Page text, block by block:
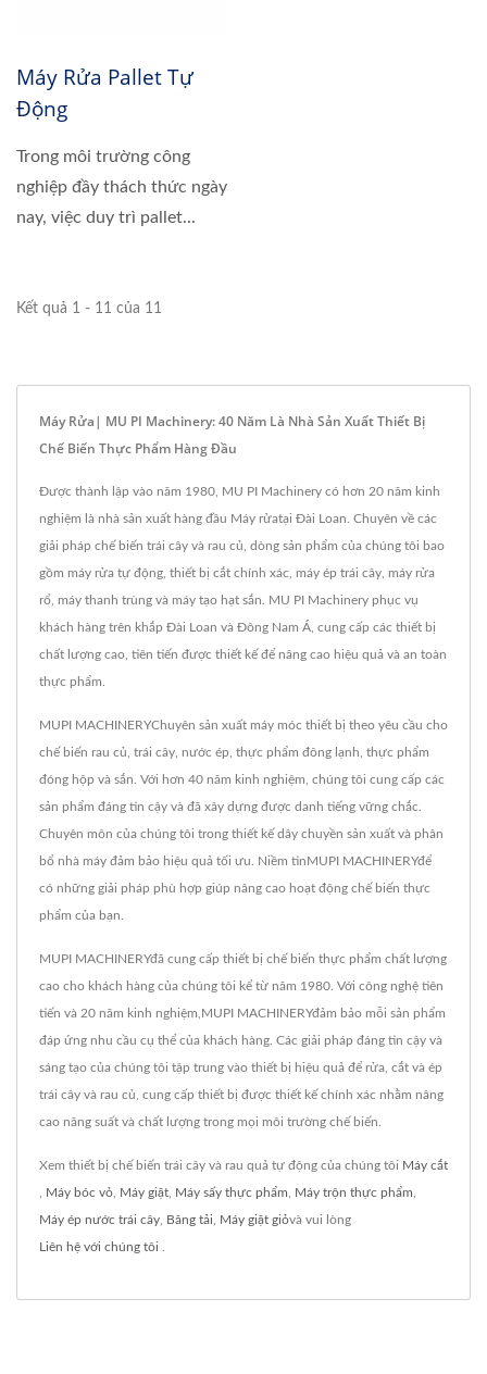
Máy Rửa Pallet Tự
Động
Trong môi trường công
nghiệp đầy thách thức ngày
nay, việc duy trì pallet...
Kết quả 1 - 11 của 11
Máy Rửa| MU PI Machinery: 40 Năm Là Nhà Sản Xuất Thiết Bị
Chế Biến Thực Phẩm Hàng Đầu
Được thành lập vào năm 1980, MU PI Machinery có hơn 20 năm kinh
nghiệm là nhà sản xuất hàng đầu Máy rửatại Đài Loan. Chuyên về các
giải pháp chế biến trái cây và rau củ, dòng sản phẩm của chúng tôi bao
gồm máy rửa tự động, thiết bị cắt chính xác, máy ép trái cây, máy rửa
rổ, máy thanh trùng và máy tạo hạt sắn. MU PI Machinery phục vụ
khách hàng trên khắp Đài Loan và Đông Nam Á, cung cấp các thiết bị
chất lượng cao, tiên tiến được thiết kế để nâng cao hiệu quả và an toàn
thực phẩm.
MUPI MACHINERYChuyên sản xuất máy móc thiết bị theo yêu cầu cho
chế biến rau củ, trái cây, nước ép, thực phẩm đông lạnh, thực phẩm
đóng hộp và sắn. Với hơn 40 năm kinh nghiệm, chúng tôi cung cấp các
sản phẩm đáng tin cậy và đã xây dựng được danh tiếng vững chắc.
Chuyên môn của chúng tôi trong thiết kế dây chuyền sản xuất và phân
bổ nhà máy đảm bảo hiệu quả tối ưu. Niềm tinMUPI MACHINERYđể
có những giải pháp phù hợp giúp nâng cao hoạt động chế biến thực
phẩm của bạn.
MUPI MACHINERYđã cung cấp thiết bị chế biến thực phẩm chất lượng
cao cho khách hàng của chúng tôi kể từ năm 1980. Với công nghệ tiên
tiến và 20 năm kinh nghiệm,MUPI MACHINERYđảm bảo mỗi sản phẩm
đáp ứng nhu cầu cụ thể của khách hàng. Các giải pháp đáng tin cậy và
sáng tạo của chúng tôi tập trung vào thiết bị hiệu quả để rửa, cắt và ép
trái cây và rau củ, cung cấp thiết bị được thiết kế chính xác nhằm nâng
cao năng suất và chất lượng trong mọi môi trường chế biến.
Xem thiết bị chế biến trái cây và rau quả tự động của chúng tôi Máy cắt
Máy bóc vỏ Máy giặt Máy sấy thực phẩm Máy trộn thực phẩm
Máy ép nước trái cây Băng tải Máy giặt giỏvà vui lòng
Liên hệ với chúng tôi